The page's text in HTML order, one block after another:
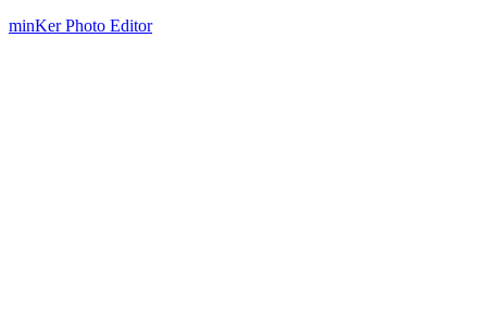
minKer Photo Editor